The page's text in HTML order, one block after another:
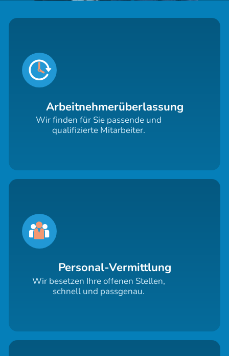
Arbeitnehmerüberlassung
Wir finden für Sie passende und
qualifizierte Mitarbeiter.
Personal-Vermittlung
Wir besetzen Ihre offenen Stellen,
schnell und passgenau.